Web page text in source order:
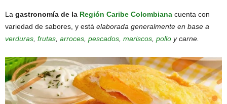
La gastronomía de la Región Caribe Colombiana cuenta con
variedad de sabores, y está elaborada generalmente en base a
verduras, frutas, arroces, pescados, mariscos, pollo y carne.